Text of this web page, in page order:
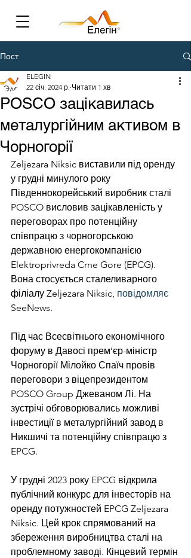
Пост
POSCO зацікавилась
металургійним активом в
Чорногорії
ELEGIN
22 січ. 2024 р. Читати 1 хв
Zeljezara Niksic виставили під оренду
у грудні минулого року
Південнокорейський виробник сталі
POSCO висловив зацікавленість у
переговорах про потенційну
співпрацю з чорногорською
державною енергокомпанією
Elektroprivreda Crne Gore (EPCG).
Вона стосується сталеливарного
філіалу Zeljezara Niksic, повідомляє
SeeNews.
Під час Всесвітнього економічного
форуму в Давосі прем’єр-міністр
Чорногорії Мілойко Спаїч провів
переговори з віцепрезидентом
POSCO Group Джеваном Лі. На
зустрічі обговорювались можливі
інвестиції в металургійний завод в
Никшичі та потенційну співпрацю з
EPCG.
У грудні 2023 року EPCG відкрила
публічний конкурс для інвесторів на
оренду потужностей EPCG Zeljezara
Niksic. Цей крок спрямований на
збереження виробництва сталі на
проблемному заводі. Кінцевий термін